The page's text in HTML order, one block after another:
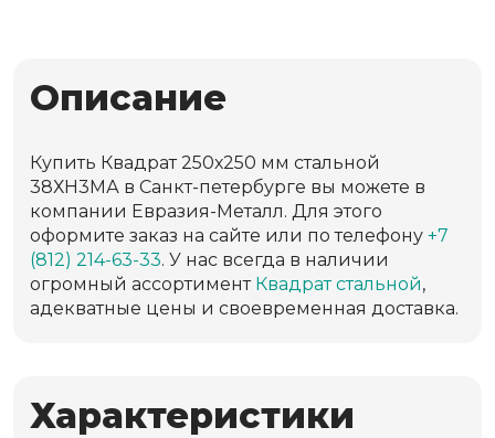
Описание
Купить Квадрат 250х250 мм стальной
38ХН3МА в Санкт-петербурге вы можете в
компании Евразия-Металл. Для этого
оформите заказ на сайте или по телефону +7
(812) 214-63-33. У нас всегда в наличии
огромный ассортимент Квадрат стальной,
адекватные цены и своевременная доставка.
Характеристики